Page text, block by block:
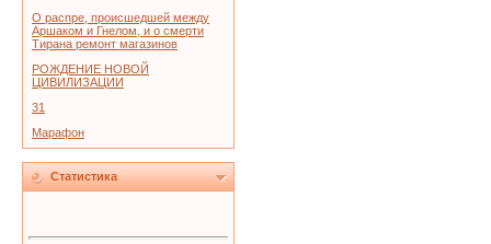
О распре, происшедшей между
Аршаком и Гнелом, и о смерти
Тирана ремонт магазинов
РОЖДЕНИЕ НОВОЙ
ЦИВИЛИЗАЦИИ
31
Марафон
Статистика